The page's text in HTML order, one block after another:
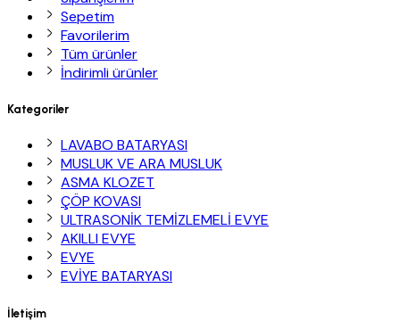
Sepetim
Favorilerim
Tüm ürünler
İndirimli ürünler
Kategoriler
LAVABO BATARYASI
MUSLUK VE ARA MUSLUK
ASMA KLOZET
ÇÖP KOVASI
ULTRASONİK TEMİZLEMELİ EVYE
AKILLI EVYE
EVYE
EVİYE BATARYASI
İletişim